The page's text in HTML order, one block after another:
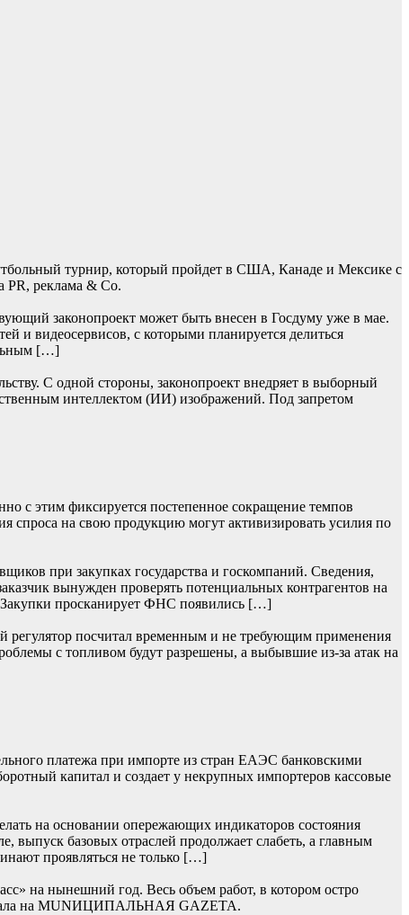
турнир, который пройдет в США, Канаде и Мексике с
PR, реклама & Co.
законопроект может быть внесен в Госдуму уже в мае.
и видеосервисов, с которыми планируется делиться
[…]
С одной стороны, законопроект внедряет в выборный
интеллектом (ИИ) изображений. Под запретом
с этим фиксируется постепенное сокращение темпов
на свою продукцию могут активизировать усилия по
при закупках государства и госкомпаний. Сведения,
вынужден проверять потенциальных контрагентов на
Закупки просканирует ФНС появились […]
регулятор посчитал временным и не требующим применения
с топливом будут разрешены, а выбывшие из-за атак на
платежа при импорте из стран ЕАЭС банковскими
капитал и создает у некрупных импортеров кассовые
на основании опережающих индикаторов состояния
выпуск базовых отраслей продолжает слабеть, а главным
проявляться не только […]
на нынешний год. Весь объем работ, в котором остро
на MUNИЦИПАЛЬНАЯ GAZЕТА.